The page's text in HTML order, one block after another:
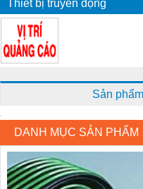
Thiết bị truyền động
Sản
DANH MỤC SẢN PHẨM